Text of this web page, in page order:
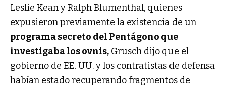
Leslie Kean y Ralph Blumenthal, quienes
expusieron previamente la existencia de un
programa secreto del Pentágono que
investigaba los ovnis, Grusch dijo que el
gobierno de EE. UU. y los contratistas de defensa
habían estado recuperando fragmentos de